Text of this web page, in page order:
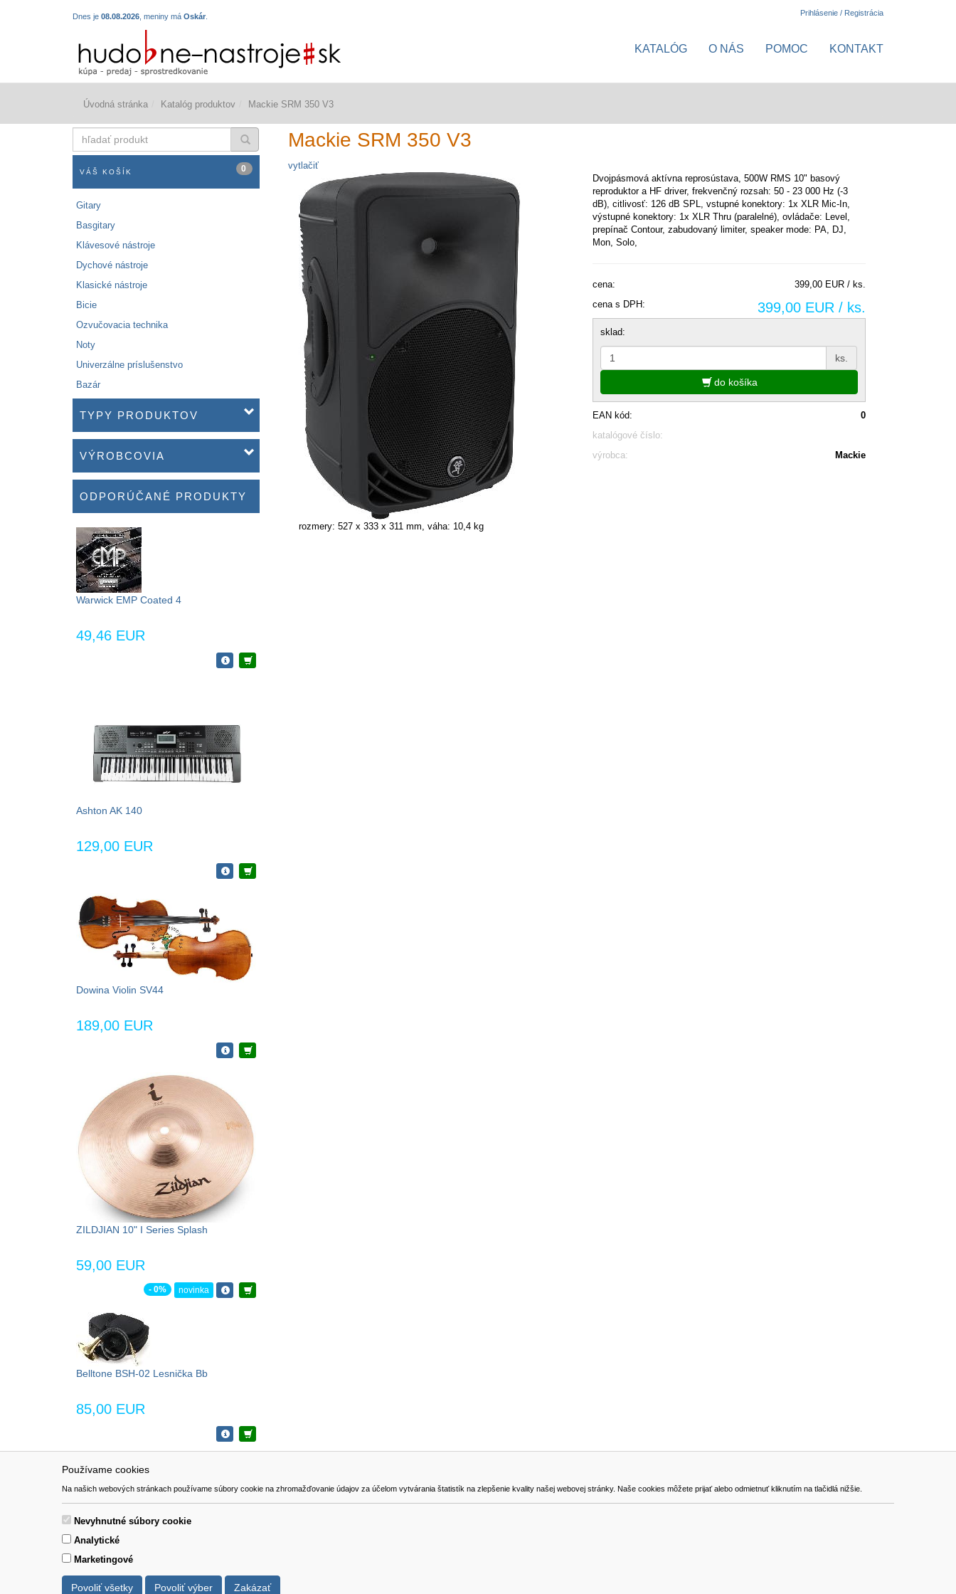
Používame cookies
Na našich webových stránkach používame súbory cookie na zhromažďovanie údajov za účelom vytvárania štatistík na zlepšenie kvality našej webovej stránky. Naše cookies môžete prijať alebo odmietnuť kliknutím na tlačidlá nižšie.
Nevyhnutné súbory cookie
Analytické
Marketingové
Povoliť všetky Povoliť výber Zakázať
Dnes je 08.08.2026 , meniny má Oskár Prihlásenie / Registrácia
KATALÓG O NÁS POMOC KONTAKT
Úvodná stránka Katalóg produktov Mackie SRM 350 V3
produkt
VÁŠ KOŠÍK 0
Gitary
Basgitary
Klávesové nástroje
Dychové nástroje
Klasické nástroje
Bicie
Ozvučovacia technika
Noty
Univerzálne príslušenstvo
Bazár
TYPY PRODUKTOV
VÝROBCOVIA
ODPORÚČANÉ PRODUKTY
Warwick EMP Coated 4
49,46 EUR
Ashton AK 140
129,00 EUR
Dowina Violin SV44
189,00 EUR
ZILDJIAN 10" I Series Splash
59,00 EUR
- 0% novinka
Belltone BSH-02 Lesnička Bb
85,00 EUR
Mackie SRM 350 V3
vytlačiť
Dvojpásmová aktívna reprosústava, 500W RMS 10" basový
reproduktor a HF driver, frekvenčný rozsah: 50 - 23 000 Hz (-3
dB), citlivosť: 126 dB SPL, vstupné konektory: 1x XLR Mic-In,
výstupné konektory: 1x XLR Thru (paralelné), ovládače: Level,
prepínač Contour, zabudovaný limiter, speaker mode: PA, DJ,
Mon, Solo,
cena:
399,00 EUR / ks.
cena s DPH:
399,00 EUR / ks.
sklad:
ks.
do košíka
EAN kód:
0
katalógové číslo:
výrobca:
Mackie
rozmery: 527 x 333 x 311 mm, váha: 10,4 kg
Pomoc
Kontakt